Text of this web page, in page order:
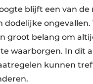
blijft een van
dodelijke
groot belang om
waarborgen. In dit
kunnen